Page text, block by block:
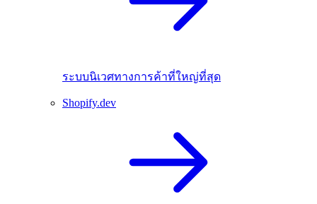
ระบบนิเวศทางการค้าที่ใหญ่ที่สุด
Shopify.dev